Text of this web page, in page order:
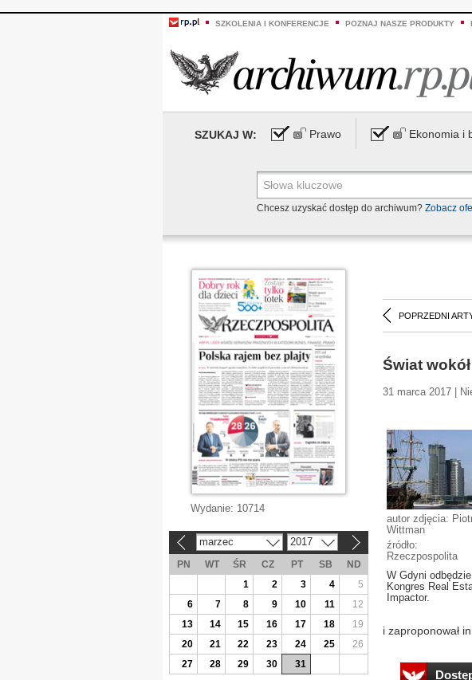
SZKOLENIA I KONFERENCJE POZNAJ NASZE PRODUKTY
SZUKAJ W: Prawo Ekonomia i
Chcesz uzyskać dostęp do archiwum? Zobacz
POPRZEDNI
Świat
31 marca 2017 |
autor zdjęcia:
Wittman
źródło:
Rzeczpospolita
W Gdyni
Kongres Real
Impactor.
i zaproponował
Wydanie: 10714
marzec 2017
PN WT ŚR CZ PT SB
ND
1
2 3 4
5
6
7 8 9 10 11
12
13
14 15 16 17 18
19
20
21 22 23 24 25
26
27
28 29 30 31